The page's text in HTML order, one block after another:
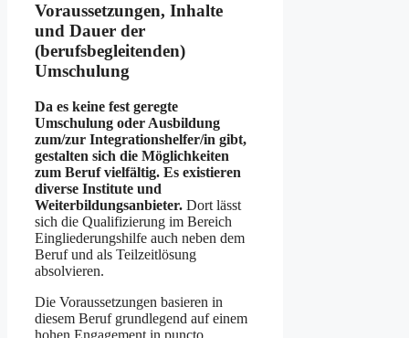
Voraussetzungen, Inhalte
und Dauer der
(berufsbegleitenden)
Umschulung
Da es keine fest geregte
Umschulung oder Ausbildung
zum/zur Integrationshelfer/in gibt,
gestalten sich die Möglichkeiten
zum Beruf vielfältig. Es existieren
diverse Institute und
Weiterbildungsanbieter. Dort lässt
sich die Qualifizierung im Bereich
Eingliederungshilfe auch neben dem
Beruf und als Teilzeitlösung
absolvieren.
Die Voraussetzungen basieren in
diesem Beruf grundlegend auf einem
hohen Engagement in puncto